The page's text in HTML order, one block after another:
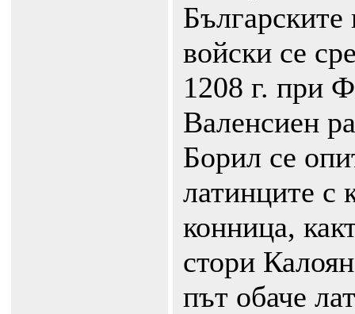
Българските
войски се
1208 г. при
Валенсиен
Борил се
латинците с
конница,
стори
път обаче